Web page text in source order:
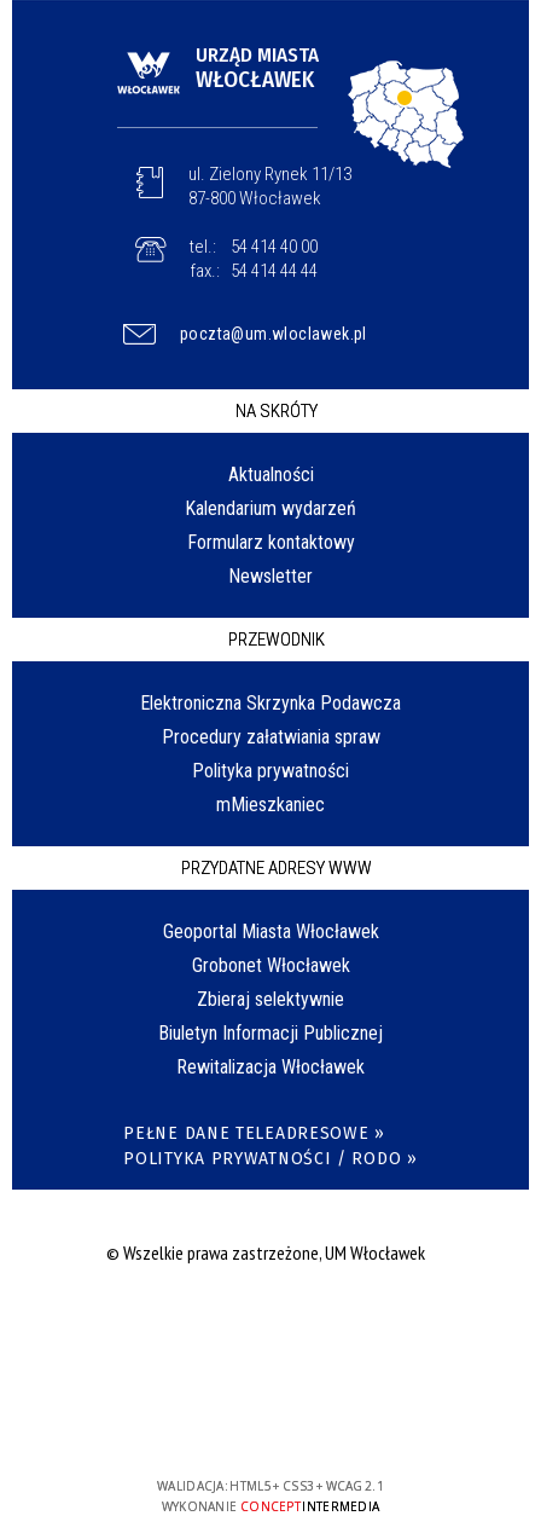
URZĄD MIASTA
WŁOCŁAWEK
ul. Zielony Rynek 11/13
87-800 Włocławek
tel.:
54 414 40 00
fax.:
54 414 44 44
poczta@um.wloclawek.pl
NA SKRÓTY
Aktualności
Kalendarium wydarzeń
Formularz kontaktowy
Newsletter
PRZEWODNIK
Elektroniczna Skrzynka Podawcza
Procedury załatwiania spraw
Polityka prywatności
mMieszkaniec
PRZYDATNE ADRESY WWW
Geoportal Miasta Włocławek
Grobonet Włocławek
Zbieraj selektywnie
Biuletyn Informacji Publicznej
Rewitalizacja Włocławek
PEŁNE DANE TELEADRESOWE »
POLITYKA PRYWATNOŚCI / RODO »
© Wszelkie prawa zastrzeżone, UM Włocławek
WALIDACJA: HTML5+ CSS3 + WCAG 2.1
WYKONANIE CONCEPTINTERMEDIA